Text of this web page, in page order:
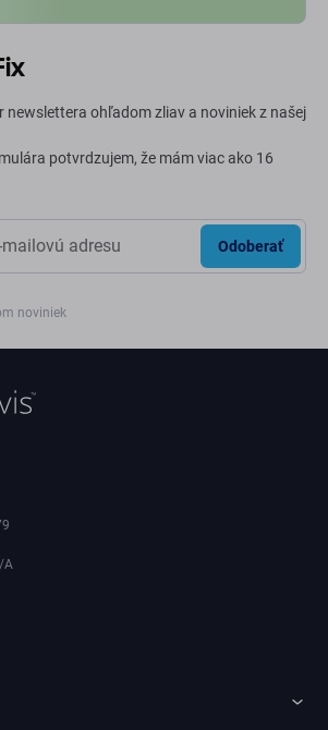
newslettera ohľadom zliav a noviniek z našej
potvrdzujem, že mám viac ako 16
Odoberať
noviniek
A